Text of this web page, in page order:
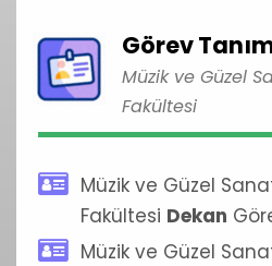
Görev
Müzik ve Güzel
Fakültesi
Müzik ve Güzel
Fakültesi Dekan
Müzik ve Güzel